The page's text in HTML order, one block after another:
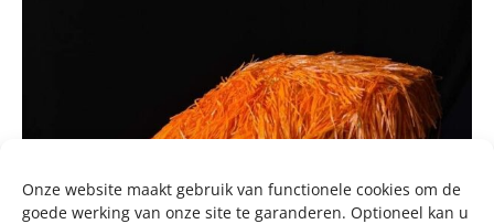
Onze website maakt gebruik van functionele cookies om de
goede werking van onze site te garanderen. Optioneel kan u